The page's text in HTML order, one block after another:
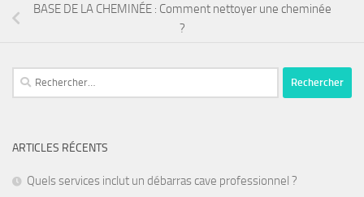
BASE DE LA CHEMINÉE : Comment nettoyer une cheminée
?
ARTICLES RÉCENTS
Quels services inclut un débarras cave professionnel ?